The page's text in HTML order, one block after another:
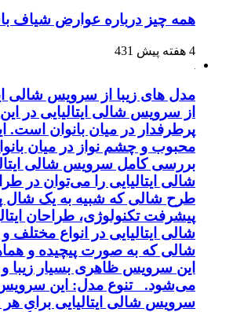
همه چیز درباره عوارض شیاف
4 هفته پیش 431
مدل های زیبا از سرویس شالی
از سرویس شالی ایتالیایی در
پرطرفدار در میان بانوان
محبوب و چشم نواز در میان
بررسی کامل سرویس شالی
شالی ایتالیایی را می‌توان در
طرح شالی که شبیه به یک شال
پیشرفت تکنولوژی، طراحان
شالی ایتالیایی در انواع
شالی که به صورت پیچیده و
این سرویس ظاهری بسیار زیبا
می‌شود. تنوع مدل: این سرویس
سرویس شالی ایتالیایی برای